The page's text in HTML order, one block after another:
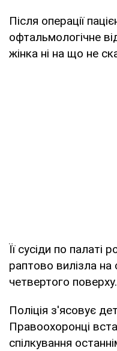
Після операції
офтальмологічне
жінка ні на що не
Її сусіди по палаті
раптово вилізла на
четвертого поверху.
Поліція з'ясовує
Правоохоронці
спілкування